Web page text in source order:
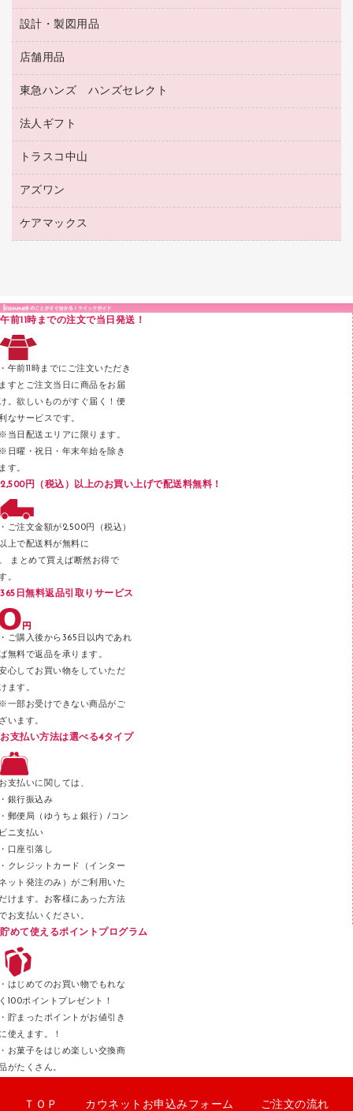
食品添加物製品
プレゼン用ファイル
ファイルボックス
パイプ式ファイル
その他ファイル
クリヤーホルダー
クリヤーブック（差替式）
クリヤーブック（固定式）
Ｚ式ファイル
２穴リフィル・２穴インデックス
鉛筆
マーキングペン（油性）
マーキングペン（水性）
ボールペン（油性）
ボールペン（ゲルインク）
シャープペンシル用替芯
備品／小物ケース
透明テープ 事務用
電話台
針なしステープラー
紙めくり
裁断機
印章用品
ラベル類
メンディングテープ
メッシュケース／ペンケース
フロアケース
ブックエンド／ブックスタンド
パンチ
はさみ
テープカッター
その他文具
セロハンテープ
スティックのり
クリップ
カッター
感染症対策用品
介護用品
医療関連用品
工事関連用品
屋外用品
設計・製図用品
設計・製図用品
店舗用品
店舗運営用品
陳列什器
紙手提げ袋
レジ・ポリ袋
ディスプレイ用品
カウンター／お会計用品
東急ハンズ ハンズセレクト
東急ハンズ
法人ギフト
高島屋
カウネットギフト
高島屋（食品・飲料）
カウネットギフト（食品・飲料）
トラスコ中山
建築・作業用品
アズワン
医療・介護用品（食品・飲料・食添製品）
ケアマックス
午前11時までの注文で当日発送！
午前11時までにご注文いただき
すとご注文当日に商品をお届
。欲しいものがすぐ届く！便
なサービスです。
当日配送エリアに限ります。
日曜・祝日・年末年始を除き
す。
2,500円（税込）以上のお買い上げで配送料無料！
ご注文金額が2,500円（税込）
上で配送料が無料に
まとめて買えば断然お得で
。
365日無料返品引取りサービス
ご購入後から365日以内であれ
無料で返品を承ります。
心してお買い物をしていただ
ます。
一部お受けできない商品がご
います。
お支払い方法は選べる4タイプ
支払いに関しては、
銀行振込み
郵便局（ゆうちょ銀行）/コン
ニ支払い
口座引落し
クレジットカード（インター
ット発注のみ）がご利用いた
けます。お客様にあった方法
お支払いください。
貯めて使えるポイントプログラム
はじめてのお買い物でもれな
100ポイントプレゼント！
貯まったポイントがお値引き
使えます。！
お菓子をはじめ楽しい交換商
がたくさん。
ＴＯＰ カウネットお申込みフォーム ご注文の流れ